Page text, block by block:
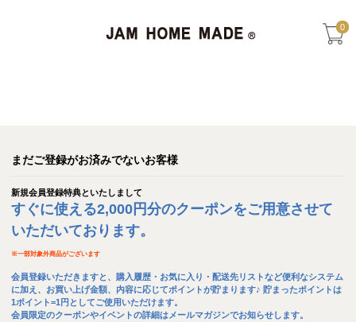
0
まだご登録がお済みでないお客様
新規会員登録特典といたしまして
すぐに使える2,000円分のクーポンをご用意させて
いただいております。
※一部対象外商品がございます
会員登録いただきますと、購入履歴・お気に入り・配送先リストなど便利なシステム
に加え、お買い上げ金額、内容に応じてポイントが貯まります♪ 貯まったポイントは
1ポイント=1円としてご使用いただけます。
会員限定のクーポンやイベントの詳細はメールマガジンでお知らせします。